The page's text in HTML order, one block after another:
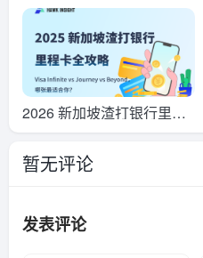
26 年使用指南（游客 / 居民
适用）
2026 新加坡渣打银行里程
卡全攻略：Visa Infinite vs
Journey vs Beyond，哪张
暂无评论
发表评论